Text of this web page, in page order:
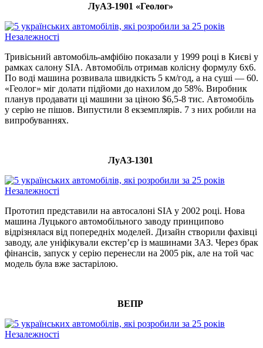
ЛуАЗ-1901 «Геолог»
Тривісьний автомобіль-амфібію показали у 1999 році в Києві у
рамках салону SIA. Автомобіль отримав колісну формулу 6х6.
По воді машина розвивала швидкість 5 км/год, а на суші — 60.
«Геолог» міг долати підйоми до нахилом до 58%. Виробник
планув продавати ці машини за ціною $6,5-8 тис. Автомобіль
у серію не пішов. Випустили 8 екземплярів. 7 з них робили на
випробуваннях.
ЛуАЗ-1301
Прототип представили на автосалоні SIA у 2002 році. Нова
машина Луцького автомобільного заводу принципово
відрізнялася від попередніх моделей. Дизайн створили фахівці
заводу, але уніфікували екстер’єр із машинами ЗАЗ. Через брак
фінансів, запуск у серію перенесли на 2005 рік, але на той час
модель була вже застарілою.
ВЕПР